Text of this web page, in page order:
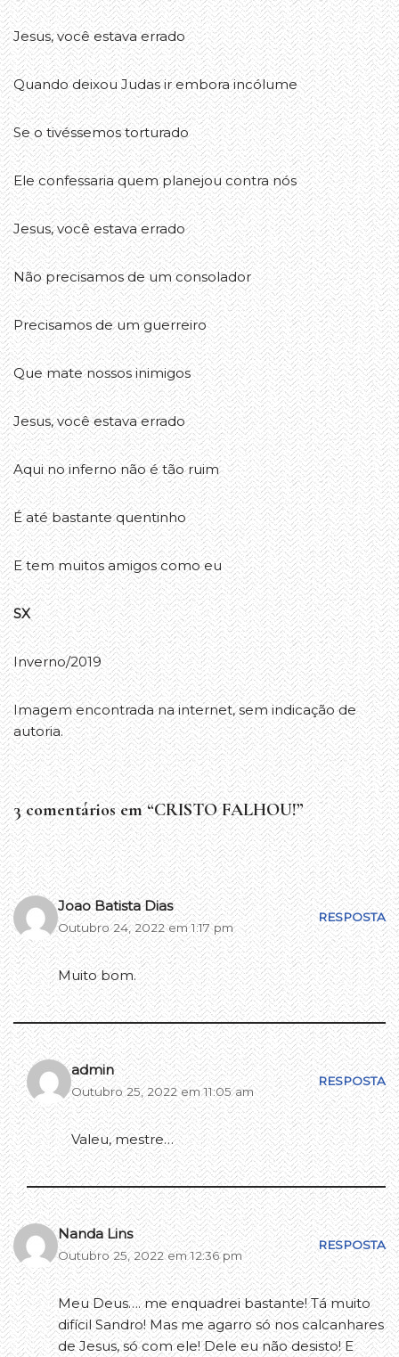
Jesus, você estava errado
Quando deixou Judas ir embora incólume
Se o tivéssemos torturado
Ele confessaria quem planejou contra nós
Jesus, você estava errado
Não precisamos de um consolador
Precisamos de um guerreiro
Que mate nossos inimigos
Jesus, você estava errado
Aqui no inferno não é tão ruim
É até bastante quentinho
E tem muitos amigos como eu
SX
Inverno/2019
Imagem encontrada na internet, sem indicação de
autoria.
3 comentários em “CRISTO FALHOU!”
Joao Batista Dias
Outubro 24, 2022 em 1:17 pm
RESPOSTA
Muito bom.
admin
Outubro 25, 2022 em 11:05 am
RESPOSTA
Valeu, mestre…
Nanda Lins
Outubro 25, 2022 em 12:36 pm
RESPOSTA
Meu Deus…. me enquadrei bastante! Tá muito
difícil Sandro! Mas me agarro só nos calcanhares
de Jesus, só com ele! Dele eu não desisto! E